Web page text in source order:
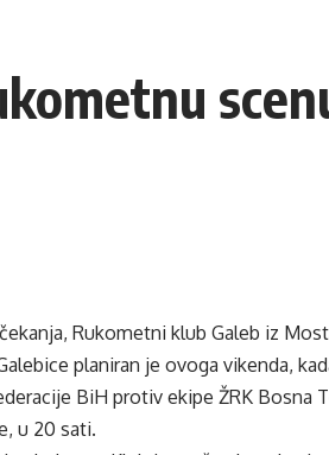
Rukometni klub Galeb iz
planiran je ovoga vikenda,
BiH protiv ekipe ŽRK Bosna
u 20 sati.